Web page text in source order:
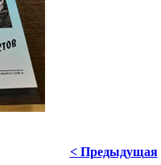
< Предыдущая